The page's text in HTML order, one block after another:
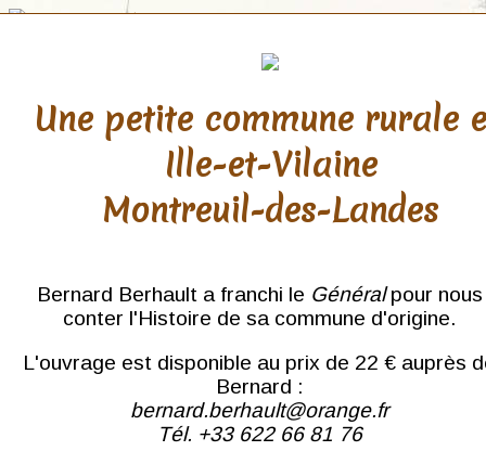
Concarneau
Confort
Crozon
Une petite commune rurale
Ille-et-Vilaine
Montreuil-des-Landes
Bernard Berhault a franchi le Généralpour nous
conter l'Histoire de sa commune d'origine.
L'ouvrage est disponible au prix de 22 € auprès
Bernard :
bernard.berhault@orange.fr
Tél. +33 622 66 81 76